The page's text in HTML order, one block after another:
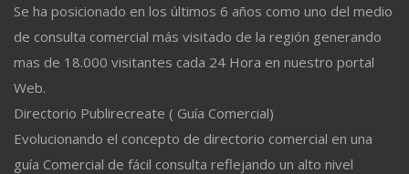
Se ha posicionado en los últimos 6 años como uno del medio
de consulta comercial más visitado de la región generando
mas de 18.000 visitantes cada 24 Hora en nuestro portal
Web.
Directorio Publirecreate ( Guía Comercial)
Evolucionando el concepto de directorio comercial en una
guía Comercial de fácil consulta reflejando un alto nivel